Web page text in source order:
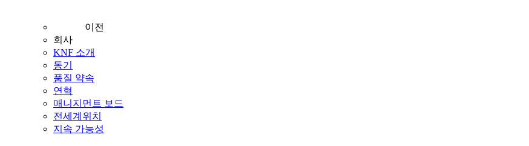
이전
회사
KNF 소개
동기
품질 약속
연혁
매니지먼트 보드
전세계위치
지속 가능성